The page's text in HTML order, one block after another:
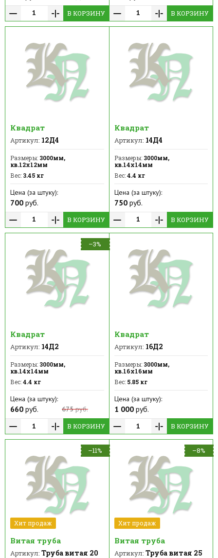
В КОРЗИНУ
В КОРЗИНУ
Квадрат
Артикул: 12Д4
Размеры: 3000мм,
кв.12х12мм
Вес: 3.45 кг
Цена (за штуку):
700 руб.
В КОРЗИНУ
Квадрат
Артикул: 14Д4
Размеры:3000мм,
кв.14х14мм
Вес:4.4 кг
Цена (за штуку):
750руб.
В КОРЗИНУ
–3%
Квадрат
Артикул: 14Д2
Размеры: 3000мм,
кв.14х14мм
Вес:4.4 кг
Цена (за штуку):
660 руб. 675руб.
В КОРЗИНУ
Квадрат
Артикул: 16Д2
Размеры:3000мм,
кв.16х16мм
Вес:5.85 кг
Цена (за штуку):
1 000руб.
В КОРЗИНУ
Хит продаж
–11%
Витая труба
Артикул: Труба витая 20
Хит продаж
–8%
Витая труба
Артикул: Труба витая 25